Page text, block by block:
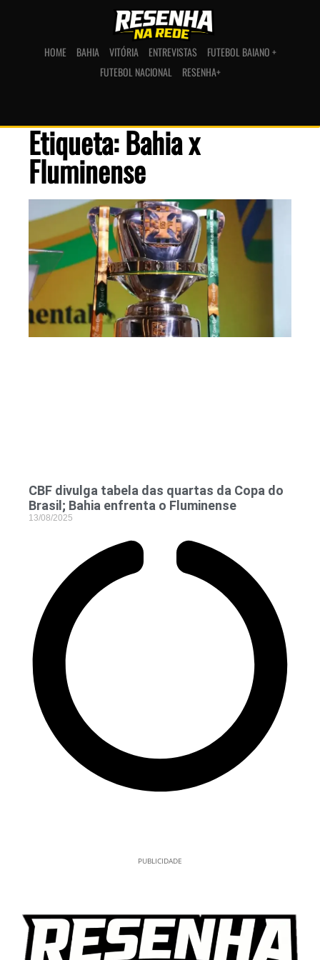
HOME BAHIA VITÓRIA ENTREVISTAS
FUTEBOL BAIANO +
FUTEBOL NACIONAL
RESENHA+
Etiqueta: Bahia x
Fluminense
CBF divulga tabela das quartas da Copa do
Brasil; Bahia enfrenta o Fluminense
13/08/2025
PUBLICIDADE